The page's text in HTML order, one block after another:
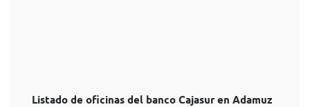
Listado de oficinas del banco Cajasur en Adamuz